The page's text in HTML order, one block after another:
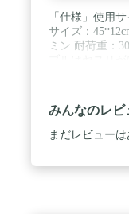
「仕様」使用
サイズ：
ミン 耐荷重：
です。 厚めの
しています。 /
い」フレーム
結していて、紛
簡単で時間か
みんなのレビ
まだレビュー